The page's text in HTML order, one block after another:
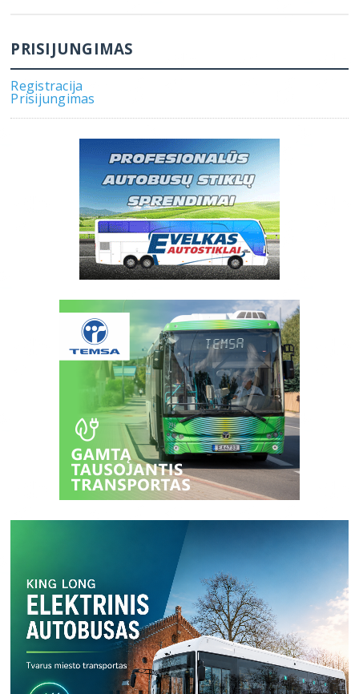
PRISIJUNGIMAS
Registracija
Prisijungimas